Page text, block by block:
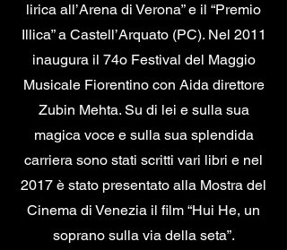
lirica all’Arena di Verona” e il “Premio
Illica” a Castell’Arquato (PC). Nel 2011
inaugura il 74o Festival del Maggio
Musicale Fiorentino con Aida direttore
Zubin Mehta. Su di lei e sulla sua
magica voce e sulla sua splendida
carriera sono stati scritti vari libri e nel
2017 è stato presentato alla Mostra del
Cinema di Venezia il film “Hui He, un
soprano sulla via della seta”.